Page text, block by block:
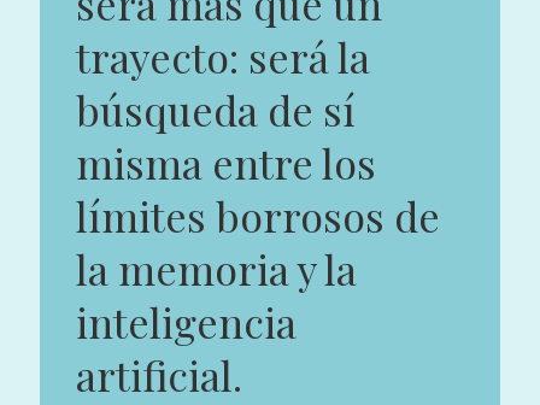
trayecto: será la
búsqueda de sí
misma entre los
límites borrosos de
la memoria y la
inteligencia
artificial.